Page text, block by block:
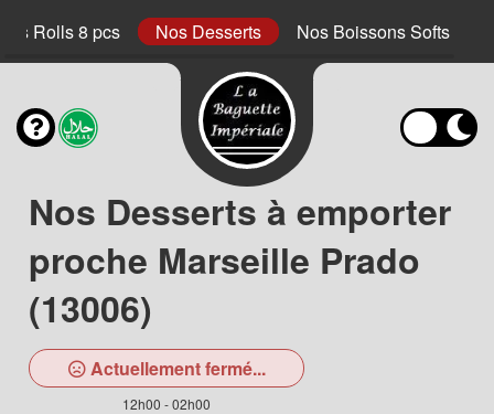
Rolls 8 pcs Nos Desserts Nos Boissons Softs
Nos Desserts à emporter
proche Marseille Prado
(13006)
Actuellement fermé...
12h00 - 02h00